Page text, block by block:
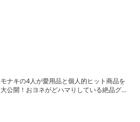
モナキの4人が愛用品と個人的ヒット商品を
大公開！おヨネがどハマりしている絶品グル